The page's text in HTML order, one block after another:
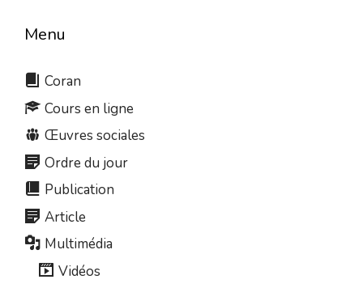
Menu
Coran
Cours en ligne
Œuvres sociales
Ordre du jour
Publication
Article
Multimédia
Vidéos